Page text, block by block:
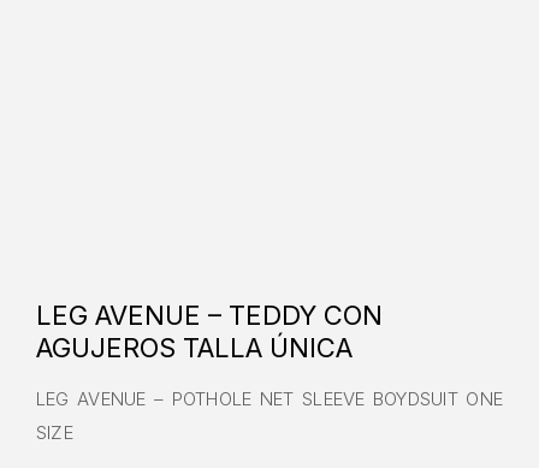
LEG AVENUE – TEDDY CON
AGUJEROS TALLA ÚNICA
LEG AVENUE – POTHOLE NET SLEEVE BOYDSUIT ONE
SIZE